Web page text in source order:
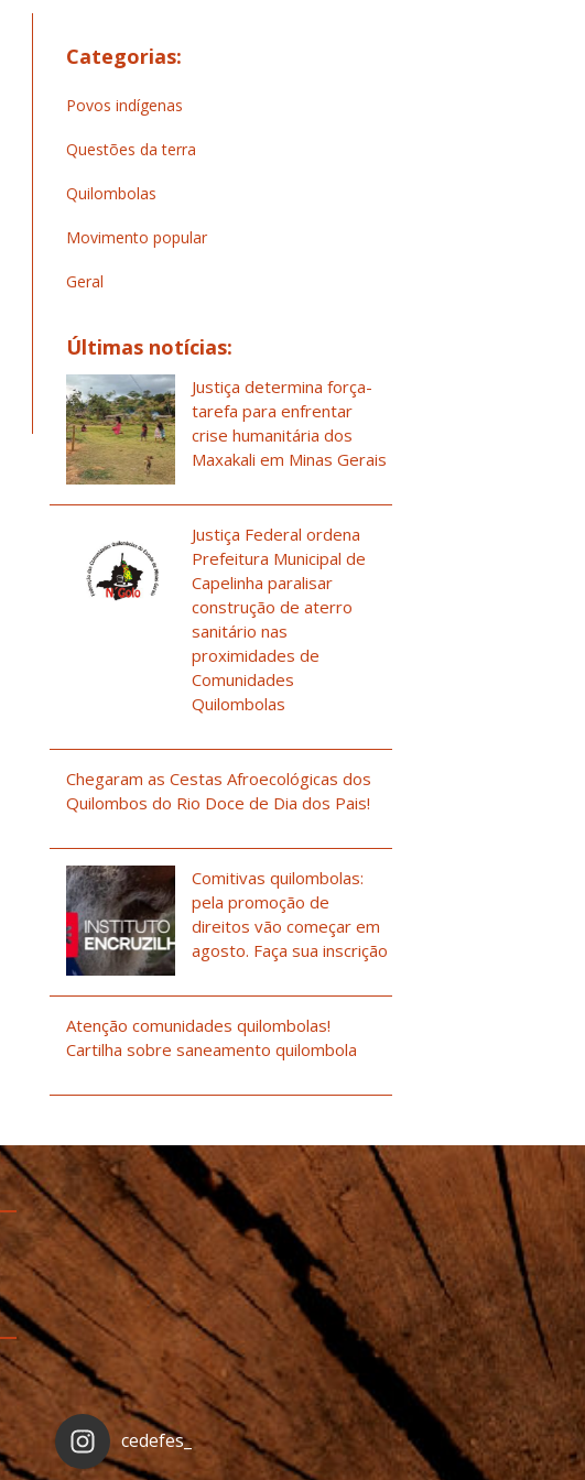
Categorias:
Povos indígenas
Questões da terra
Quilombolas
Movimento popular
Geral
Últimas notícias:
Justiça determina força-
tarefa para enfrentar
crise humanitária dos
Maxakali em Minas Gerais
Justiça Federal ordena
Prefeitura Municipal de
Capelinha paralisar
construção de aterro
sanitário nas
proximidades de
Comunidades
Quilombolas
Chegaram as Cestas Afroecológicas dos
Quilombos do Rio Doce de Dia dos Pais!
Comitivas quilombolas:
pela promoção de
direitos vão começar em
agosto. Faça sua inscrição
Atenção comunidades quilombolas!
Cartilha sobre saneamento quilombola
cedefes_